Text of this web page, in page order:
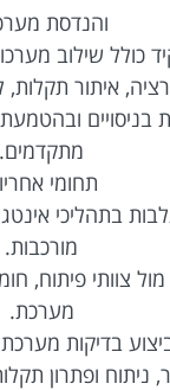
והנדסת
כולל שילוב
איתור תקלות,
בניסויים ובהטמעת
מתקדמים.
תחומי
בתהליכי
מורכבות.
צוותי פיתוח,
מערכת.
בדיקות
ניתוח ופתרון